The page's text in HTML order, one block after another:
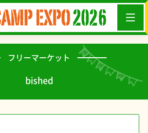
フリーマーケット
bished